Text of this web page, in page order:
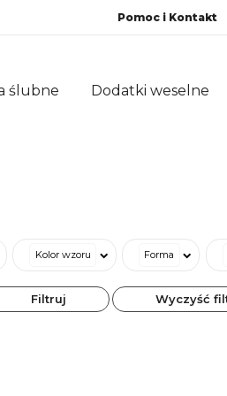
Pomoc i Kontakt
ślubne Dodatki weselne
Kolor wzoru Forma
Filtruj Wyczyść